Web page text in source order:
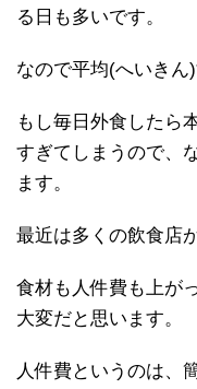
る日も多いです。
なので平均(へいきん
もし毎日外食したら
すぎてしまうので、
ます。
最近は多くの飲食店
食材も人件費も上が
大変だと思います。
人件費というのは、